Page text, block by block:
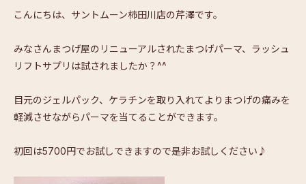
こんにちは、サントムーン柿田川店の芹澤です。
みなさんまつげ屋のリニューアルされたまつげパーマ、ラッシュ
リフトサプリは試されましたか？^^
目元のジェルパック、ケラチンを取り入れてよりまつげの痛みを
軽減させながらパーマを当てることができます。
初回は5700円でお試しできますので是非お試しください♪